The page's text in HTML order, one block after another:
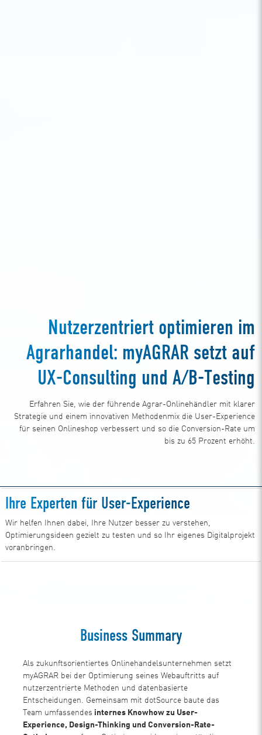
Nutzerzentriert optimieren im
Agrarhandel: myAGRAR setzt auf
UX-Consulting und A/B-Testing
Erfahren Sie, wie der führende Agrar-Onlinehändler mit klarer
Strategie und einem innovativen Methodenmix die User-Experience
für seinen Onlineshop verbessert und so die Conversion-Rate um
bis zu 65 Prozent erhöht.
Ihre Experten für User-Experience
Wir helfen Ihnen dabei, Ihre Nutzer besser zu verstehen,
Optimierungsideen gezielt zu testen und so Ihr eigenes Digitalprojekt
voranbringen.
Business Summary
Als zukunftsorientiertes Onlinehandelsunternehmen setzt
myAGRAR bei der Optimierung seines Webauftritts auf
nutzerzentrierte Methoden und datenbasierte
Entscheidungen. Gemeinsam mit dotSource baute das
Team umfassendes internes Knowhow zu User-
Experience, Design-Thinking und Conversion-Rate-